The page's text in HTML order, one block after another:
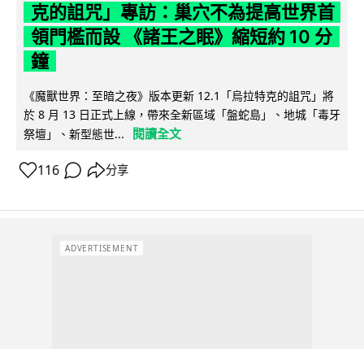
克的詛咒」專訪：巢穴不為提高世界首
領門檻而設 《諸王之眠》縮短約 10 分
鐘
《魔獸世界：至暗之夜》版本更新 12.1「烏拉特克的詛咒」將
於 8 月 13 日正式上線，帶來全新區域「盤蛇島」、地城「毒牙
祭壇」、新型態世...
閱讀全文
116 分享
ADVERTISEMENT